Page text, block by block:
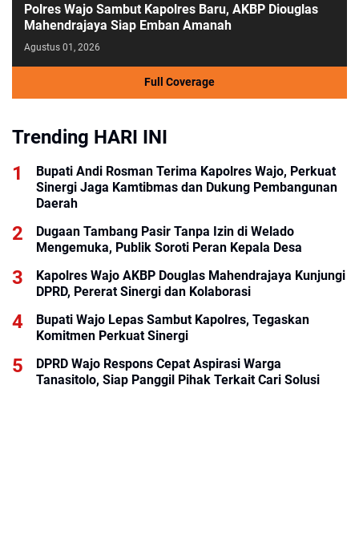
Polres Wajo Sambut Kapolres Baru, AKBP Diouglas
Mahendrajaya Siap Emban Amanah
Agustus 01, 2026
Full Coverage
Trending HARI INI
Bupati Andi Rosman Terima Kapolres Wajo, Perkuat
Sinergi Jaga Kamtibmas dan Dukung Pembangunan
Daerah
Dugaan Tambang Pasir Tanpa Izin di Welado
Mengemuka, Publik Soroti Peran Kepala Desa
Kapolres Wajo AKBP Douglas Mahendrajaya Kunjungi
DPRD, Pererat Sinergi dan Kolaborasi
Bupati Wajo Lepas Sambut Kapolres, Tegaskan
Komitmen Perkuat Sinergi
DPRD Wajo Respons Cepat Aspirasi Warga
Tanasitolo, Siap Panggil Pihak Terkait Cari Solusi